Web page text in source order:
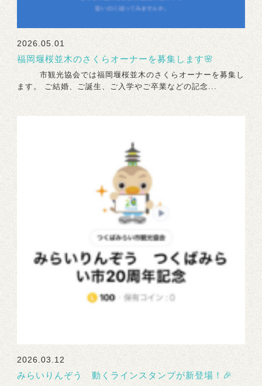
2026.05.01
福岡堰桜並木のさくらオーナーを募集します🌸
市観光協会では福岡堰桜並木のさくらオーナーを募集し
ます。 ご結婚、ご誕生、ご入学やご卒業などの記念...
2026.03.12
みらいりんぞう 動くラインスタンプが新登場！🎉